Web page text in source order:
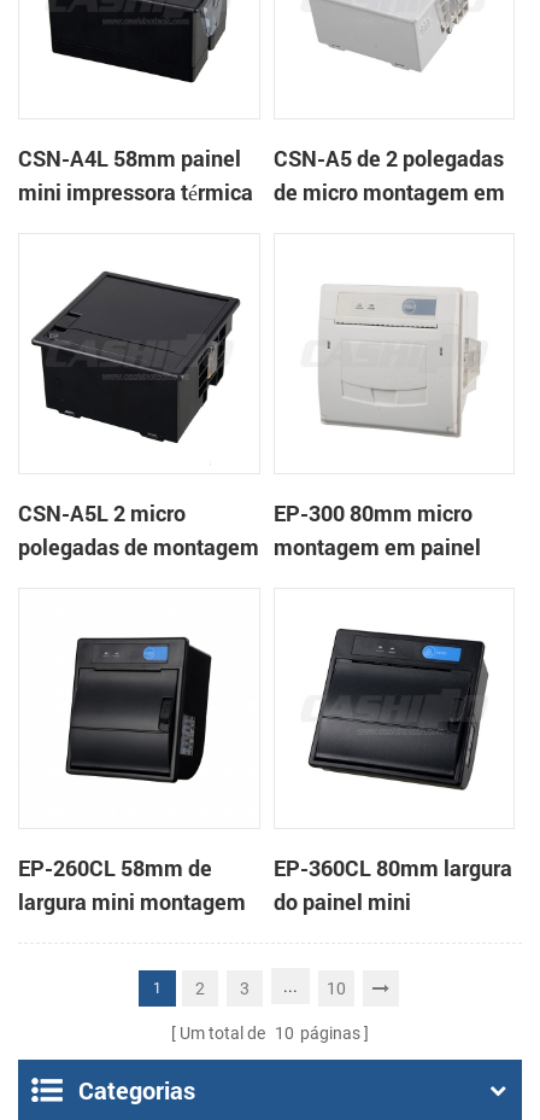
CSN-A4L 58mm painel
mini impressora térmica
CSN-A5 de 2 polegadas
de micro montagem em
CSN-A5L 2 micro
polegadas de montagem
EP-300 80mm micro
montagem em painel
EP-260CL 58mm de
largura mini montagem
em painel impressora
térmica com a auto-
EP-360CL 80mm largura
do painel mini
impressora térmica com
1 2 3 ... 10
Um total de 10 páginas
Categorias